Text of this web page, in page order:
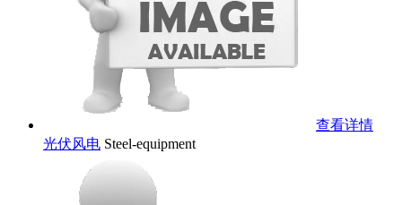
查看详情
光伏风电 Steel-equipment